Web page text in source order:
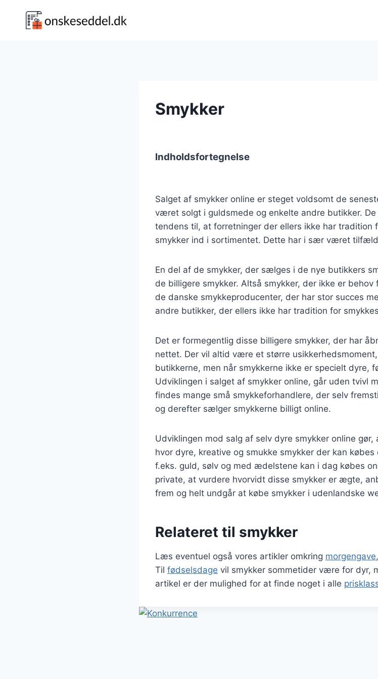
Smykker
Indholdsfortegnelse
Salget af smykker online er steget voldsomt de
været solgt i guldsmede og enkelte andre butikker.
tendens til, at forretninger der ellers ikke har tradition
smykker ind i sortimentet. Dette har i sær været
En del af de smykker, der sælges i de nye butikkers
de billigere smykker. Altså smykker, der ikke er
de danske smykkeproducenter, der har stor succes
andre butikker, der ellers ikke har tradition for
Det er formegentlig disse billigere smykker, der har
nettet. Der vil altid være et større
butikkerne, men når smykkerne ikke er specielt dyre,
Udviklingen i salget af smykker online, går uden tvivl
findes mange små smykkeforhandlere, der selv
og derefter sælger smykkerne billigt online.
Udviklingen mod salg af selv dyre smykker online
hvor dyre, kreative og smukke smykker der kan
f.eks. guld, sølv og med ædelstene kan i dag købes
private, at vurdere hvorvidt disse smykker er ægte,
frem og helt undgår at købe smykker i udenlandske
Relateret til smykker
Læs eventuel også vores artikler omkring morgengave
Til fødselsdage vil smykker sommetider være for dyr,
artikel er der mulighed for at finde noget i alle